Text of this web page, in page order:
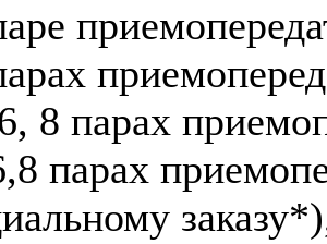
8 парах
парах